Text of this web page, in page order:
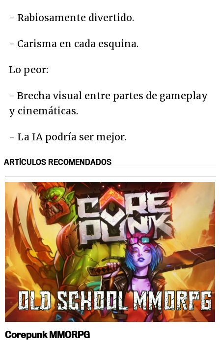
- Rabiosamente divertido.
- Carisma en cada esquina.
Lo peor:
- Brecha visual entre partes de gameplay
y cinemáticas.
- La IA podría ser mejor.
ARTÍCULOS RECOMENDADOS
Corepunk MMORPG